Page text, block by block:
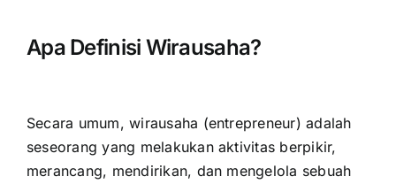
Apa Definisi Wirausaha?
Secara umum, wirausaha (entrepreneur) adalah
seseorang yang melakukan aktivitas berpikir,
merancang, mendirikan, dan mengelola sebuah